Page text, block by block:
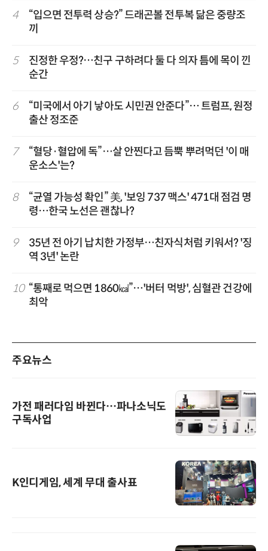
4
“입으면 전투력 상승?” 드래곤볼 전투복 닮은 중량조
끼
5
진정한 우정?…친구 구하려다 둘 다 의자 틈에 목이 낀
순간
6
“미국에서 아기 낳아도 시민권 안준다”… 트럼프, 원정
출산 정조준
7
“혈당·혈압에 독”…살 안찐다고 듬뿍 뿌려먹던 '이 매
운소스'는?
8
“균열 가능성 확인” 美, '보잉 737 맥스' 471대 점검 명
령…한국 노선은 괜찮나?
9
35년 전 아기 납치한 가정부…친자식처럼 키워서? '징
역 3년' 논란
10 “통째로 먹으면 1860㎉”…'버터 먹방', 심혈관 건강에
최악
주요뉴스
가전 패러다임 바뀐다…파나소닉도
구독사업
K인디게임, 세계 무대 출사표